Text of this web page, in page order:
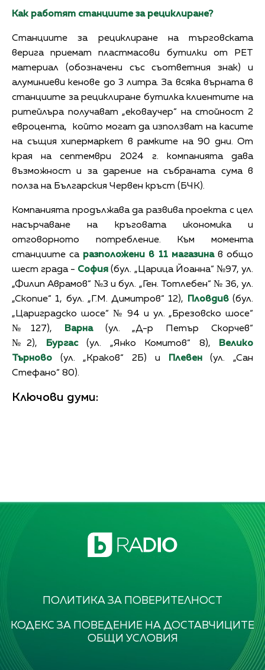
Как работят станциите за рециклиране?
Станциите за рециклиране на търговската
верига приемат пластмасови бутилки от PET
материал (обозначени със съответния знак) и
алуминиеви кенове до 3 литра. За всяка върната в
станциите за рециклиране бутилка клиентите на
ритейлъра получават „ековаучер“ на стойност 2
евроцента, който могат да използват на касите
на същия хипермаркет в рамките на 90 дни. От
края на септември 2024 г. компанията дава
възможност и за дарение на събраната сума в
полза на Българския Червен кръст (БЧК).
Компанията продължава да развива проекта с цел
насърчаване на кръговата икономика и
отговорното потребление. Към момента
станциите са разположени в 11 магазинав общо
шест града - София (бул. „Царица Йоанна“ №97, ул.
„Филип Аврамов“ №3 и бул. „Ген. Тотлебен“ № 36, ул.
„Скопие“ 1, бул. „Г.М. Димитров“ 12),
Пловдив(бул.
„Цариградско шосе“ № 94 и ул. „Брезовско шосе“
№127),
Варна(ул. „Д-р Петър Скорчев“
№2),
Бургас(ул. „Янко Комитов“ 8),
Велико
Търново (ул. „Краков“ 2Б) и Плевен(ул. „Сан
Стефано“ 80).
Ключови думи:
ПОЛИТИКА ЗА ПОВЕРИТЕЛНОСТ
КОДЕКС ЗА ПОВЕДЕНИЕ НА ДОСТАВЧИЦИТЕ
ОБЩИ УСЛОВИЯ